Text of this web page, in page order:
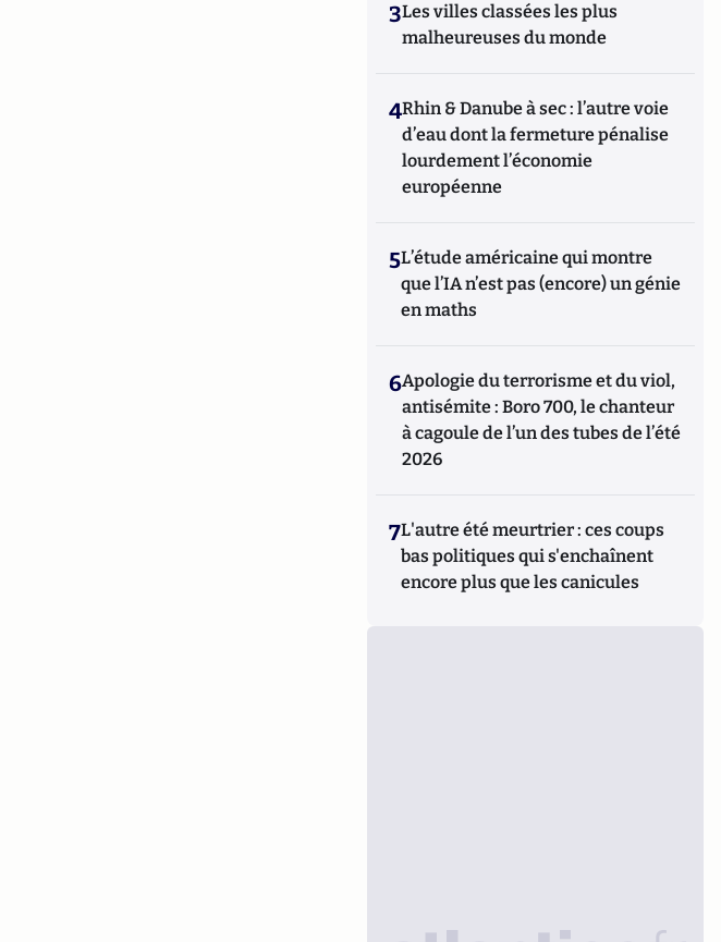
3Les villes classées les plus
malheureuses du monde
4Rhin & Danube à sec : l’autre voie
d’eau dont la fermeture pénalise
lourdement l’économie
européenne
5L’étude américaine qui montre
que l’IA n’est pas (encore) un génie
en maths
6Apologie du terrorisme et du viol,
antisémite : Boro 700, le chanteur
à cagoule de l’un des tubes de l’été
2026
7L'autre été meurtrier : ces coups
bas politiques qui s'enchaînent
encore plus que les canicules